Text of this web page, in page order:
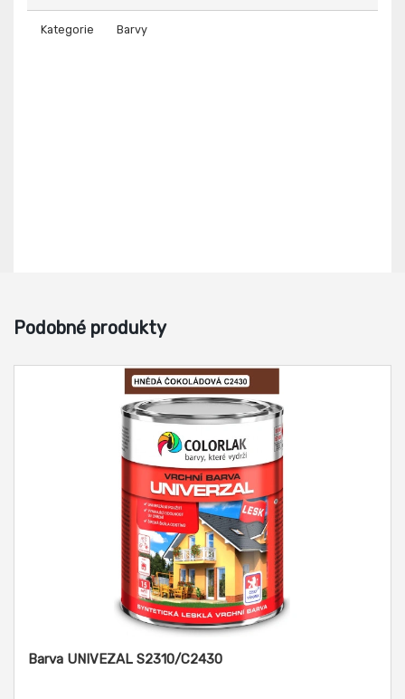
Kategorie Barvy
Podobné produkty
Barva UNIVEZAL S2310/C2430